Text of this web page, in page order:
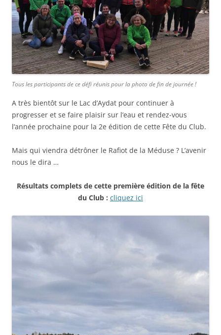
Tous les participants de ce défi réunis pour la photo de fin de journée !
A très bientôt sur le Lac d’Aydat pour continuer à
progresser et se faire plaisir sur l’eau et rendez-vous
l’année prochaine pour la 2e édition de cette Fête du Club.
Mais qui viendra détrôner le Rafiot de la Méduse ? L’avenir
nous le dira …
Résultats complets de cette première édition de la fête
du Club : cliquez ici